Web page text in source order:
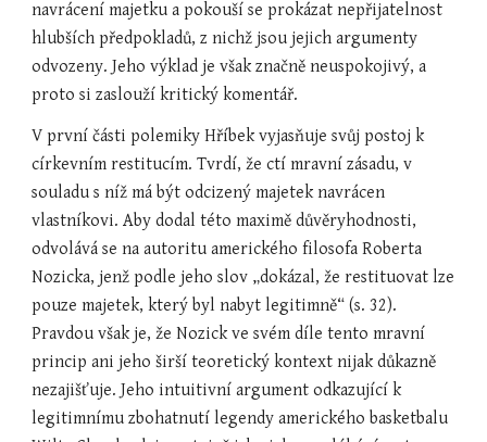
navrácení majetku a pokouší se prokázat nepřijatelnost
hlubších předpokladů, z nichž jsou jejich argumenty
odvozeny. Jeho výklad je však značně neuspokojivý, a
proto si zaslouží kritický komentář.
V první části polemiky Hříbek vyjasňuje svůj postoj k
církevním restitucím. Tvrdí, že ctí mravní zásadu, v
souladu s níž má být odcizený majetek navrácen
vlastníkovi. Aby dodal této maximě důvěryhodnosti,
odvolává se na autoritu amerického filosofa Roberta
Nozicka, jenž podle jeho slov „dokázal, že restituovat lze
pouze majetek, který byl nabyt legitimně“ (s. 32).
Pravdou však je, že Nozick ve svém díle tento mravní
princip ani jeho širší teoretický kontext nijak důkazně
nezajišťuje. Jeho intuitivní argument odkazující k
legitimnímu zbohatnutí legendy amerického basketbalu